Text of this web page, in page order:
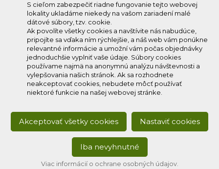
Profi-net s.r.o.
S cieľom zabezpečiť riadne fungovanie tejto webovej
lokality ukladáme niekedy na vašom zariadení malé
dátové súbory, tzv. cookie.
Ak povolíte všetky cookies a navštívite nás nabudúce,
pripojíte sa vďaka ním rýchlejšie, a náš web vám ponúkne
relevantné informácie a umožní vám počas objednávky
jednoduchšie vyplniť vaše údaje. Súbory cookies
používame najmä na anonymnú analýzu návštevnosti a
vylepšovania našich stránok. Ak sa rozhodnete
neakceptovať cookies, nebudete môcť používať
niektoré funkcie na našej webovej stránke.
Akceptovať všetky cookies Nastaviť cookies
Iba nevyhnutné
Viac informácií o ochrane osobných údajov.